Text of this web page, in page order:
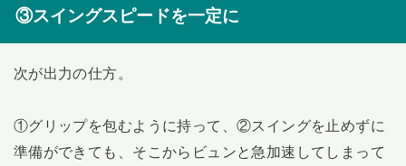
③スイングスピードを一定に
次が出力の仕方。
①グリップを包むように持って、②スイングを止めずに
準備ができても、そこからビュンと急加速してしまって